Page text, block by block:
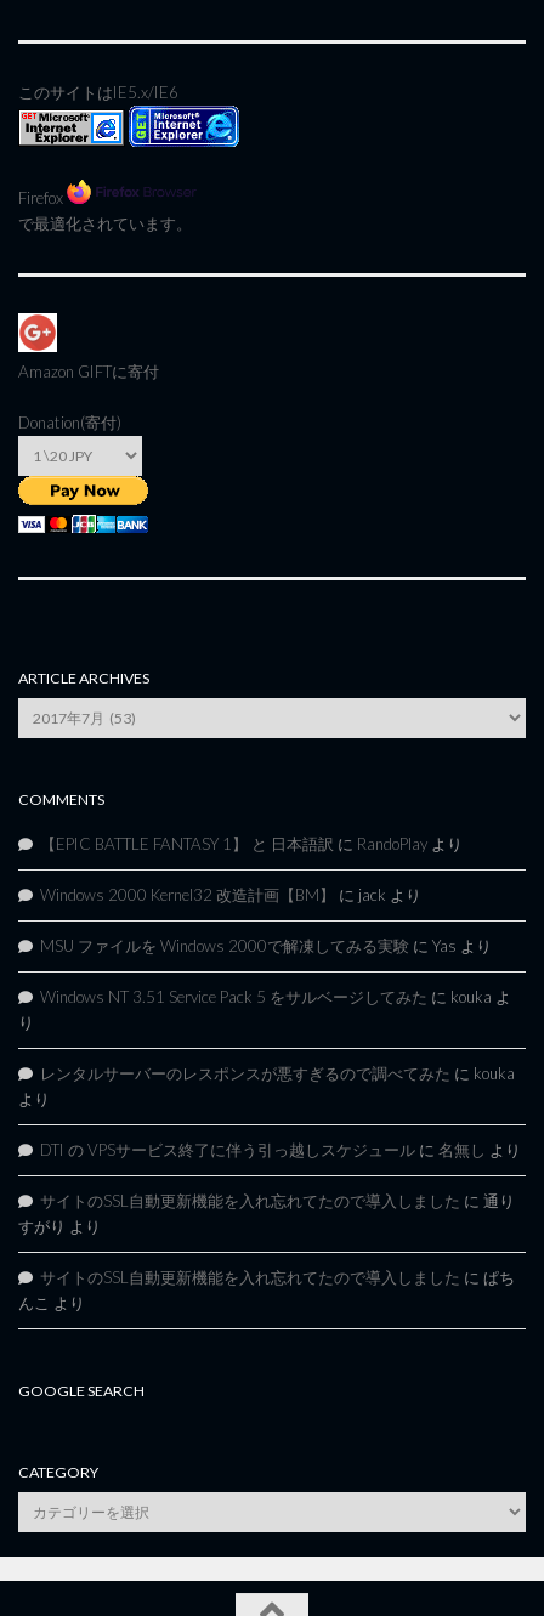
このサイトはIE5.x/IE6
Firefox
で最適化されています。
Amazon GIFTに寄付
Donation(寄付)
ARTICLE ARCHIVES
Article
Archives
COMMENTS
【EPIC BATTLE FANTASY 1】 と 日本語訳 に RandoPlay より
Windows 2000 Kernel32 改造計画【BM】 に jack より
MSU ファイルを Windows 2000で解凍してみる実験 に Yas より
Windows NT 3.51 Service Pack 5 をサルベージしてみた に kouka よ
り
レンタルサーバーのレスポンスが悪すぎるので調べてみた に kouka
より
DTI の VPSサービス終了に伴う引っ越しスケジュール に 名無し より
サイトのSSL自動更新機能を入れ忘れてたので導入しました に 通り
すがり より
サイトのSSL自動更新機能を入れ忘れてたので導入しました に ぱち
んこ より
GOOGLE SEARCH
CATEGORY
category